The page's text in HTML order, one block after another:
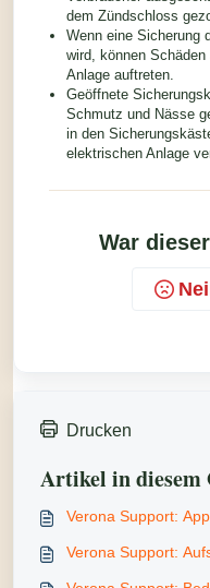
dem Zündschloss
Wenn eine Sicherung
wird, können
Anlage auftreten.
Geöffnete
Schmutz und Nässe
in den
elektrischen Anlage
War
Drucken
Artikel in diesem
Verona Support:
Verona Support: